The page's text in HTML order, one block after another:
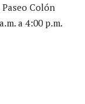
Colón
a 4:00 p.m.